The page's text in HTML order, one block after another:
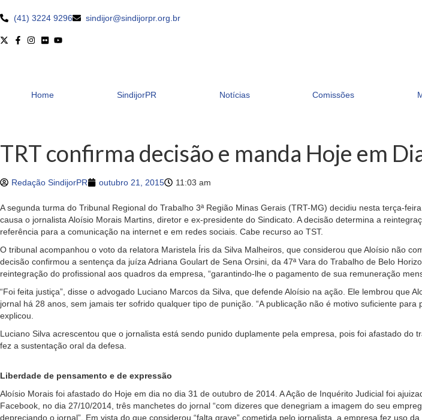
(41) 3224 9296 sindijor@sindijorpr.org.br
Home SindijorPR Notícias Comissões
TRT confirma decisão e manda Hoje em
Redação SindijorPR outubro 21, 2015 11:03 am
A segunda turma do Tribunal Regional do Trabalho 3ª Região Minas Gerais (TRT-MG) decidiu nesta terça-
causa o jornalista Aloísio Morais Martins, diretor e ex-presidente do Sindicato. A decisão determina a
referência para a comunicação na internet e em redes sociais. Cabe recurso ao TST.
O tribunal acompanhou o voto da relatora Maristela Íris da Silva Malheiros, que considerou que Aloísio não
decisão confirmou a sentença da juíza Adriana Goulart de Sena Orsini, da 47ª Vara do Trabalho de Belo
reintegração do profissional aos quadros da empresa, “garantindo-lhe o pagamento de sua remuneração
“Foi feita justiça”, disse o advogado Luciano Marcos da Silva, que defende Aloísio na ação. Ele lembrou
jornal há 28 anos, sem jamais ter sofrido qualquer tipo de punição. “A publicação não é motivo suficiente
explicou.
Luciano Silva acrescentou que o jornalista está sendo punido duplamente pela empresa, pois foi afastado
fez a sustentação oral da defesa.
Liberdade de pensamento e de expressão
Aloísio Morais foi afastado do Hoje em dia no dia 31 de outubro de 2014. A Ação de Inquérito Judicial foi
Facebook, no dia 27/10/2014, três manchetes do jornal “com dizeres que denegriam a imagem do seu
depreciando o jornal”. Em vista do que considerou “falta grave” cometida pelo jornalista, a empresa fez uso